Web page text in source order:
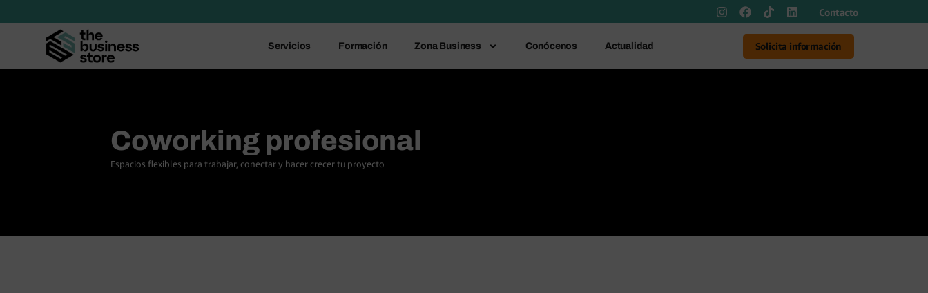
Contacto
Servicios Formación Zona Business Conócenos Actualidad Solicita información
Coworking profesional
Espacios flexibles para trabajar, conectar y hacer crecer tu proyecto